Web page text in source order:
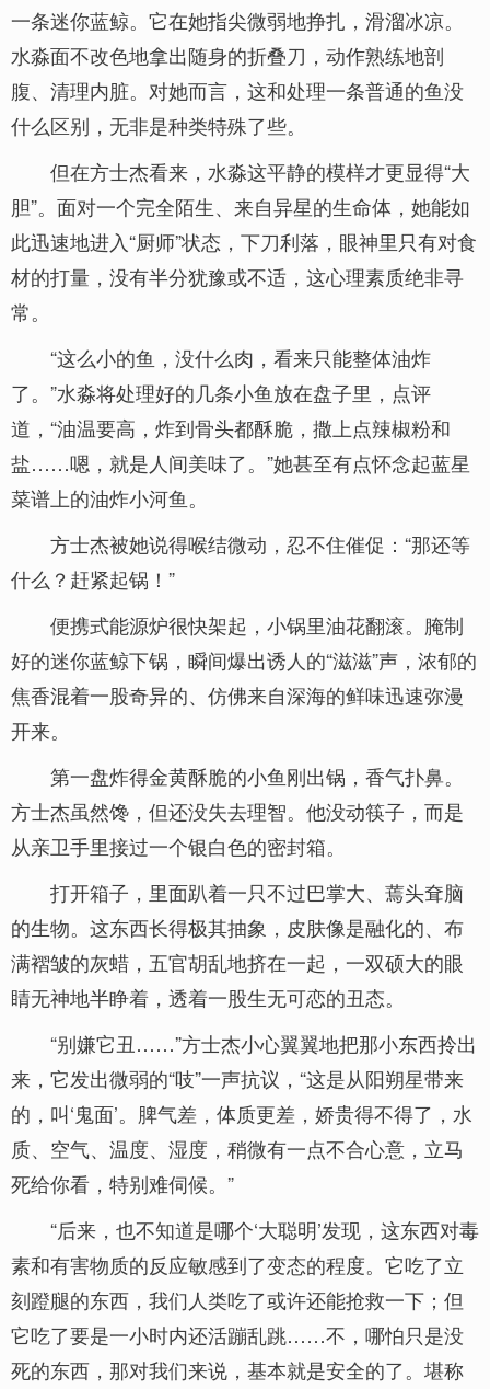
一条迷你蓝鲸。它在她指尖微弱地挣扎，滑溜冰凉。
水淼面不改色地拿出随身的折叠刀，动作熟练地剖
腹、清理内脏。对她而言，这和处理一条普通的鱼没
什么区别，无非是种类特殊了些。
但在方士杰看来，水淼这平静的模样才更显得“大
胆”。面对一个完全陌生、来自异星的生命体，她能如
此迅速地进入“厨师”状态，下刀利落，眼神里只有对食
材的打量，没有半分犹豫或不适，这心理素质绝非寻
常。
“这么小的鱼，没什么肉，看来只能整体油炸
了。”水淼将处理好的几条小鱼放在盘子里，点评
道，“油温要高，炸到骨头都酥脆，撒上点辣椒粉和
盐……嗯，就是人间美味了。”她甚至有点怀念起蓝星
菜谱上的油炸小河鱼。
方士杰被她说得喉结微动，忍不住催促：“那还等
什么？赶紧起锅！”
便携式能源炉很快架起，小锅里油花翻滚。腌制
好的迷你蓝鲸下锅，瞬间爆出诱人的“滋滋”声，浓郁的
焦香混着一股奇异的、仿佛来自深海的鲜味迅速弥漫
开来。
第一盘炸得金黄酥脆的小鱼刚出锅，香气扑鼻。
方士杰虽然馋，但还没失去理智。他没动筷子，而是
从亲卫手里接过一个银白色的密封箱。
打开箱子，里面趴着一只不过巴掌大、蔫头耷脑
的生物。这东西长得极其抽象，皮肤像是融化的、布
满褶皱的灰蜡，五官胡乱地挤在一起，一双硕大的眼
睛无神地半睁着，透着一股生无可恋的丑态。
“别嫌它丑……”方士杰小心翼翼地把那小东西拎出
来，它发出微弱的“吱”一声抗议，“这是从阳朔星带来
的，叫‘鬼面’。脾气差，体质更差，娇贵得不得了，水
质、空气、温度、湿度，稍微有一点不合心意，立马
死给你看，特别难伺候。”
“后来，也不知道是哪个‘大聪明’发现，这东西对毒
素和有害物质的反应敏感到了变态的程度。它吃了立
刻蹬腿的东西，我们人类吃了或许还能抢救一下；但
它吃了要是一小时内还活蹦乱跳……不，哪怕只是没
死的东西，那对我们来说，基本就是安全的了。堪称